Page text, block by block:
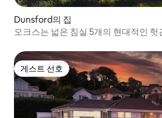
Dunsford의 집
오크스는 넓은 침실 5개의 현대적인
게스트 선호
게스트 선호